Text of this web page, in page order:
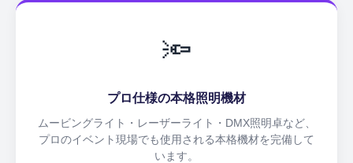
🔦
プロ仕様の本格照明機材
ムービングライト・レーザーライト・DMX照明卓など、
プロのイベント現場でも使用される本格機材を完備して
います。